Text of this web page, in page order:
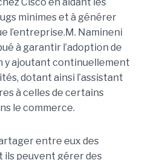
minimes et à générer
l’entreprise.M. Namineni
à garantir l’adoption de
y ajoutant continuellement
dotant ainsi l’assistant
à celles de certains
le commerce.
entre eux des
ils peuvent gérer des